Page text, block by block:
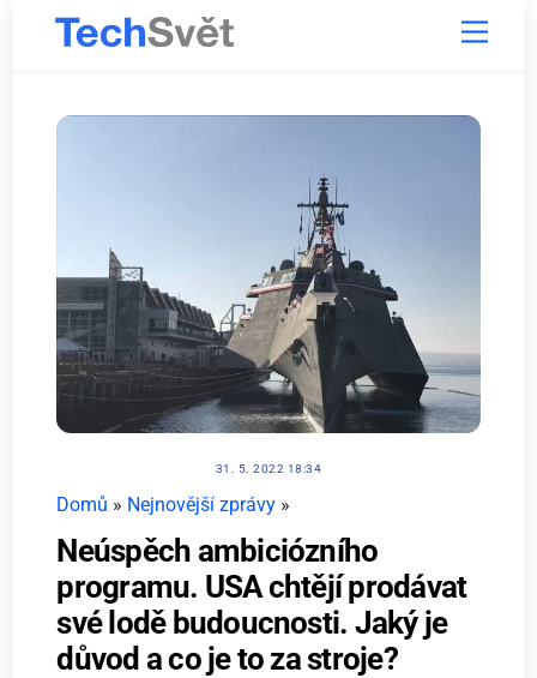
Menu
31. 5. 2022 18:34
Domů » Nejnovější zprávy »
Neúspěch ambiciózního
programu. USA chtějí prodávat
své lodě budoucnosti. Jaký je
důvod a co je to za stroje?